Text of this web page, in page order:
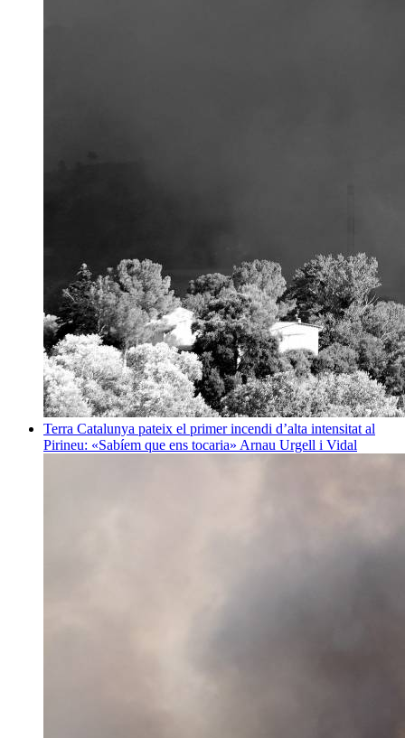
Terra Catalunya pateix el primer incendi d’alta intensitat al
Pirineu: «Sabíem que ens tocaria» Arnau Urgell i Vidal